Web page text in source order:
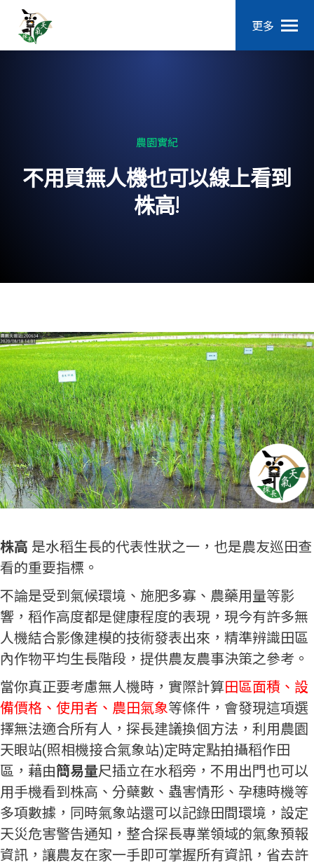
更多
農園實紀
不用買無人機也可以線上看到
株高!
株高 是水稻生長的代表性狀之一，也是農友巡田查
看的重要指標。
不論是受到氣候環境、施肥多寡、農藥用量等影
響，稻作高度都是健康程度的表現，現今有許多無
人機結合影像建模的技術發表出來，精準辨識田區
內作物平均生長階段，提供農友農事決策之參考。
當你真正要考慮無人機時，實際計算田區面積、設
備價格、使用者、農田氣象等條件，會發現這項選
擇無法適合所有人，探長建議換個方法，利用農園
天眼站(照相機接合氣象站)定時定點拍攝稻作田
區，藉由簡易量尺插立在水稻旁，不用出門也可以
用手機看到株高、分蘗數、蟲害情形、孕穗時機等
多項數據，同時氣象站還可以記錄田間環境，設定
天災危害警告通知，整合探長專業領域的氣象預報
資訊，讓農友在家一手即可掌握所有資訊，省去許